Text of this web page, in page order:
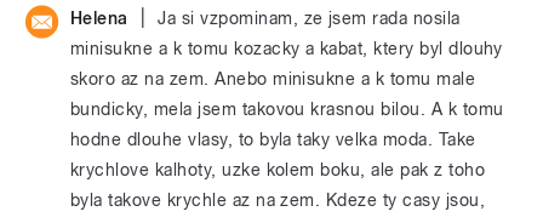
Helena
Ja si vzpominam, ze jsem rada nosila
minisukne a k tomu kozacky a kabat, ktery byl dlouhy
skoro az na zem. Anebo minisukne a k tomu male
bundicky, mela jsem takovou krasnou bilou. A k tomu
hodne dlouhe vlasy, to byla taky velka moda. Take
krychlove kalhoty, uzke kolem boku, ale pak z toho
byla takove krychle az na zem. Kdeze ty casy jsou,